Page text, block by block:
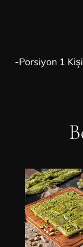
-Porsiyon 1